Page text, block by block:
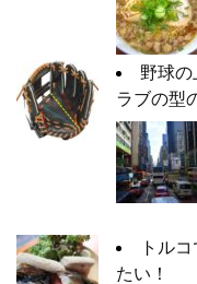
野球
ラブの型
トル
たい！